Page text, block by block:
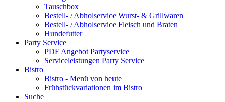
Tauschbox
Bestell- / Abholservice Wurst- & Grillwaren
Bestell- / Abholservice Fleisch und Braten
Hundefutter
Party Service
PDF Angebot Partyservice
Serviceleistungen Party Service
Bistro
Bistro - Menü von heute
Frühstückvariationen im Bistro
Suche